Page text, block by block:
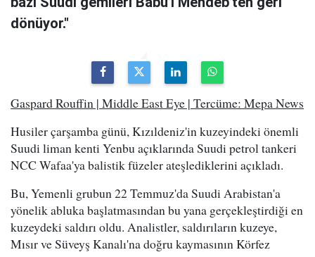
dönüyor."
Gaspard Rouffin | Middle East Eye | Tercüme: Mepa News
Husiler çarşamba günü, Kızıldeniz'in kuzeyindeki önemli
Suudi liman kenti Yenbu açıklarında Suudi petrol tankeri
NCC Wafaa'ya balistik füzeler ateşlediklerini açıkladı.
Bu, Yemenli grubun 22 Temmuz'da Suudi Arabistan'a
yönelik abluka başlatmasından bu yana gerçekleştirdiği en
kuzeydeki saldırı oldu. Analistler, saldırıların kuzeye,
Mısır ve Süveyş Kanalı'na doğru kaymasının Körfez